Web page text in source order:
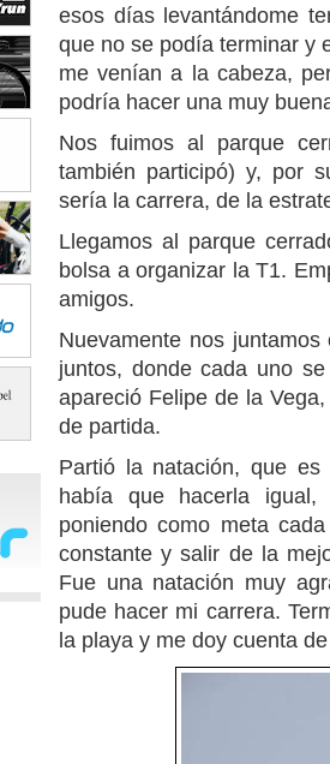
esos días levantándome
que no se podía terminar y
me venían a la cabeza,
podría hacer una muy
Nos fuimos al parque
también participó) y, por
sería la carrera, de la
Llegamos al parque
bolsa a organizar la T1.
amigos.
Nuevamente nos
juntos, donde cada uno
apareció Felipe de la
de partida.
Partió la natación, que
había que hacerla
poniendo como meta
constante y salir de la
Fue una natación muy
pude hacer mi carrera.
la playa y me doy cuenta